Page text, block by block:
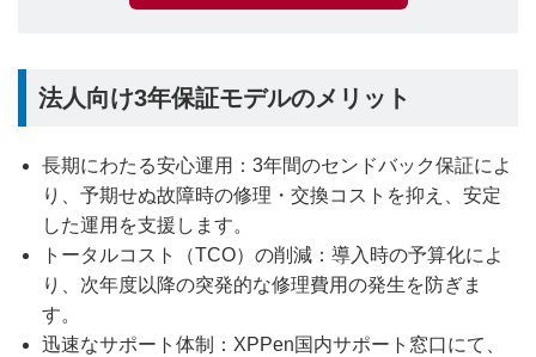
法人向け3年保証モデルのメリット
長期にわたる安心運用：3年間のセンドバック保証によ
り、予期せぬ故障時の修理・交換コストを抑え、安定
した運用を支援します。
トータルコスト（TCO）の削減：導入時の予算化によ
り、次年度以降の突発的な修理費用の発生を防ぎま
す。
迅速なサポート体制：XPPen国内サポート窓口にて、